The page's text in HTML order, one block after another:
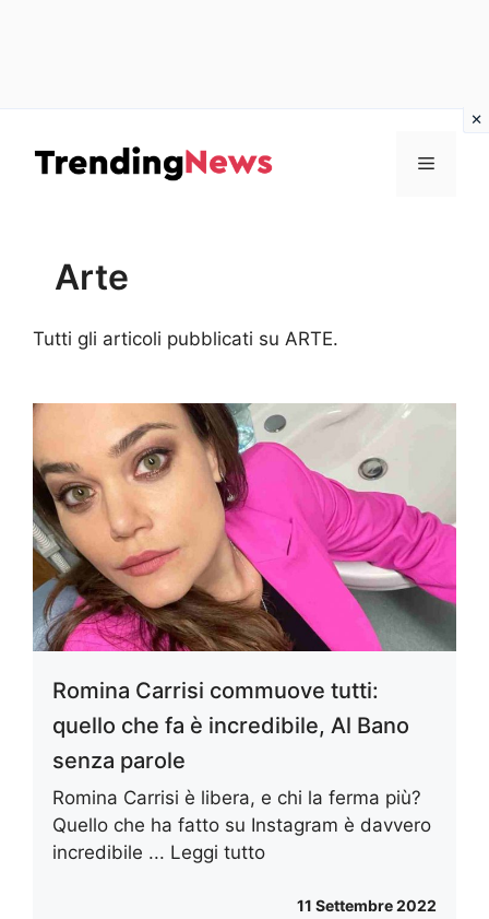
contenuto
Menu
Arte
Tutti gli articoli pubblicati su ARTE.
Romina Carrisi commuove tutti:
quello che fa è incredibile, Al Bano
senza parole
Romina Carrisi è libera, e chi la ferma più?
Quello che ha fatto su Instagram è davvero
incredibile ... Leggi tutto
11 Settembre 2022